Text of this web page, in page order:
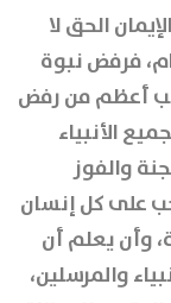
الحق لا
فرفض نبوة
ذنب أعظم من رفض
الأنبياء
والفوز
على كل إنسان
وأن يعلم أن
والمرسلين،